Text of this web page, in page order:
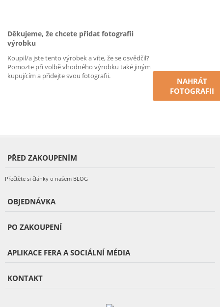
Děkujeme, že chcete přidat fotografii
výrobku
Koupil/a jste tento výrobek a víte, že se osvědčil?
Pomozte při volbě vhodného výrobku také jiným
kupujícím a přidejte svou fotografii.
NAHRÁT
FOTOGRAFII
PŘED ZAKOUPENÍM
Přečtěte si články o našem BLOG
OBJEDNÁVKA
PO ZAKOUPENÍ
APLIKACE FERA A SOCIÁLNÍ MÉDIA
KONTAKT